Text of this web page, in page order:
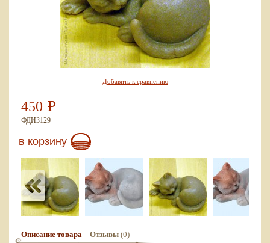
Добавить к сравнению
450 Р
ФДИЗ129
в корзину
Описание товара Отзывы (0)